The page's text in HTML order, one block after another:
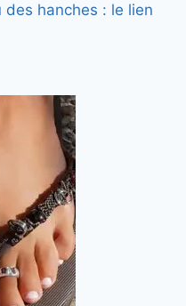
hanches : le lien